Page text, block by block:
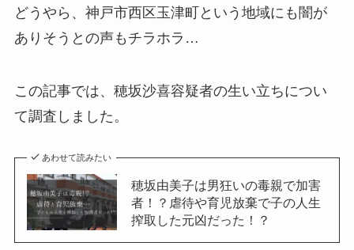
どうやら、神戸市西区玉津町という地域にも闇が
ありそうとの声もチラホラ…
この記事では、穂坂沙喜容疑者の生い立ちについ
て調査しました。
あわせて読みたい
穂坂由美子は男狂いの毒親で加害
者！？虐待や育児放棄で子の人生
搾取した元凶だった！？